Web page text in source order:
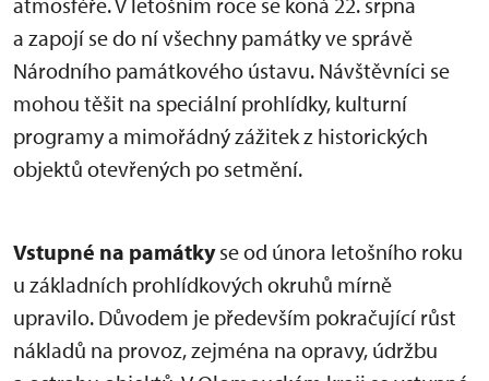
a zapojí se do ní všechny památky ve správě
Národního památkového ústavu. Návštěvníci se
mohou těšit na speciální prohlídky, kulturní
programy a mimořádný zážitek z historických
objektů otevřených po setmění.
Vstupné na památkyse od února letošního roku
u základních prohlídkových okruhů mírně
upravilo. Důvodem je především pokračující růst
nákladů na provoz, zejména na opravy, údržbu